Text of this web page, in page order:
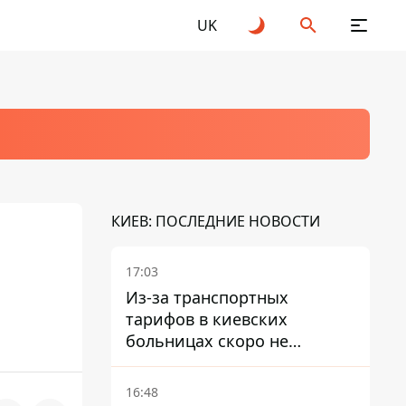
UK
КИЕВ: ПОСЛЕДНИЕ НОВОСТИ
17:03
Из-за транспортных
тарифов в киевских
больницах скоро не
останется медсестер и
санитарок - профессор
16:48